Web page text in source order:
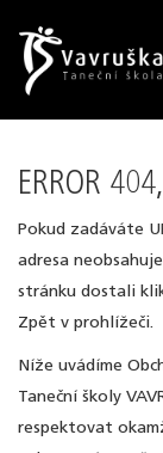
ERROR
Pokud zadáváte
adresa
stránku dostali
Zpět v prohlížeči.
Níže uvádíme
Taneční školy
respektovat